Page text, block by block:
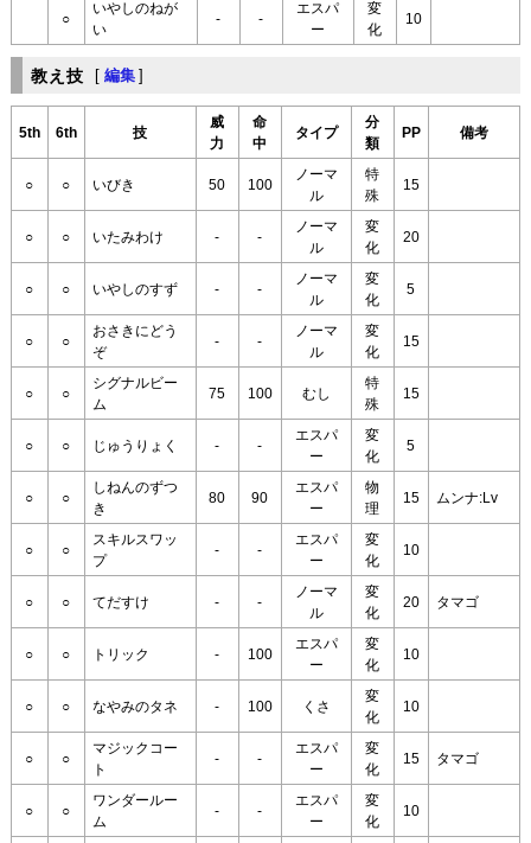
○
いやしのねが
い
- -
エスパ
ー
変
化
10
教え技 [ 編集 ]
5th 6th 技
威
力
命
中
タイプ
分
類
PP 備考
○ ○ いびき 50 100
ノーマ
ル
特
殊
15
○ ○ いたみわけ - -
ノーマ
ル
変
化
20
○ ○ いやしのすず - -
ノーマ
ル
変
化
5
○ ○
おさきにどう
ぞ
- -
ノーマ
ル
変
化
15
○ ○
シグナルビー
ム
75 100 むし
特
殊
15
○ ○ じゅうりょく - -
エスパ
ー
変
化
5
○ ○
しねんのずつ
き
80 90
エスパ
ー
物
理
15 ムンナ:Lv
○ ○
スキルスワッ
プ
- -
エスパ
ー
変
化
10
○ ○ てだすけ - -
ノーマ
ル
変
化
20 タマゴ
○ ○ トリック - 100
エスパ
ー
変
化
10
○ ○ なやみのタネ - 100 くさ
変
化
10
○ ○
マジックコー
ト
- -
エスパ
ー
変
化
15 タマゴ
○ ○
ワンダールー
ム
- -
エスパ
ー
変
化
10